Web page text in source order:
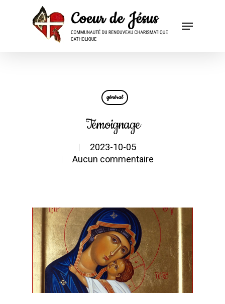
général
Témoignage
2023-10-05
Aucun commentaire